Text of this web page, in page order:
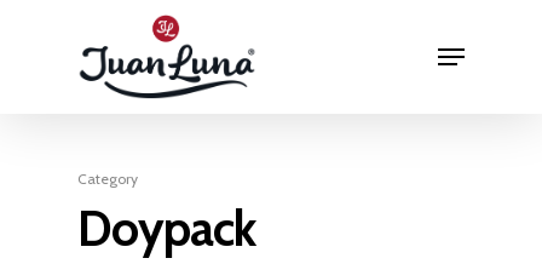
Category
Doypack